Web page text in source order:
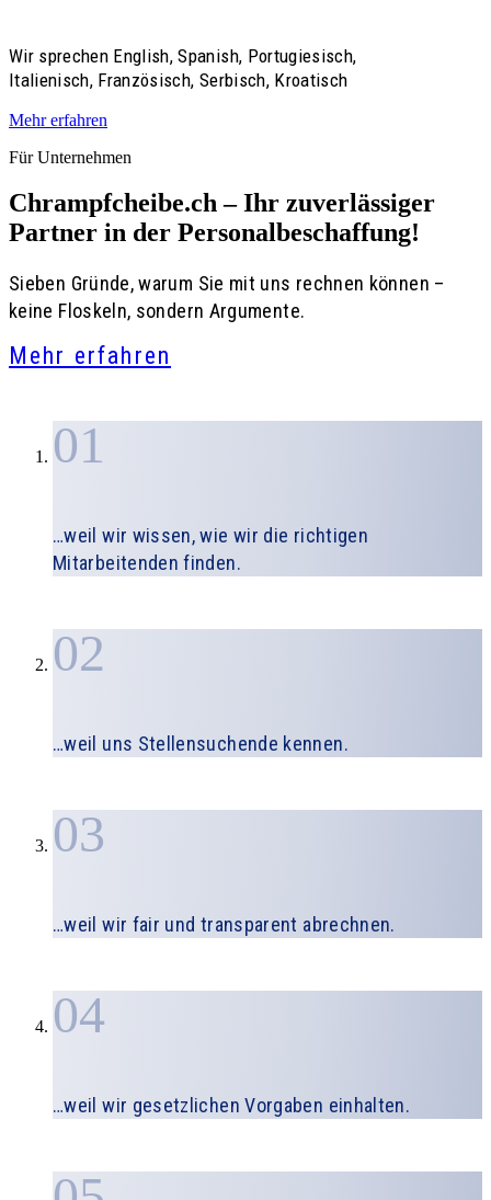
Wir sprechen English, Spanish, Portugiesisch,
Italienisch, Französisch, Serbisch, Kroatisch
Mehr erfahren
Für Unternehmen
Chrampfcheibe.ch – Ihr zuverlässiger
Partner in der Personalbeschaffung!
Sieben Gründe, warum Sie mit uns rechnen können –
keine Floskeln, sondern Argumente.
Mehr erfahren
01
…weil wir wissen, wie wir die richtigen
Mitarbeitenden finden.
02
…weil uns Stellensuchende kennen.
03
…weil wir fair und transparent abrechnen.
04
…weil wir gesetzlichen Vorgaben einhalten.